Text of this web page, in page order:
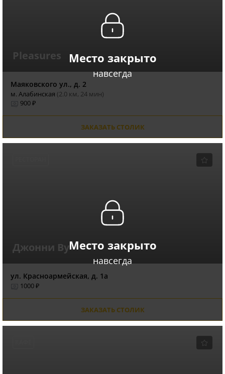
Место закрыто
навсегда
Pleasures
Маяковского ул., д. 2
м. Алабинская (2.0 км, 24 мин)
900 ₽
ЗАКАЗАТЬ СТОЛИК
Место закрыто
навсегда
Джонни Ву
ул. Красноармейская, д. 1а
1000 ₽
ЗАКАЗАТЬ СТОЛИК